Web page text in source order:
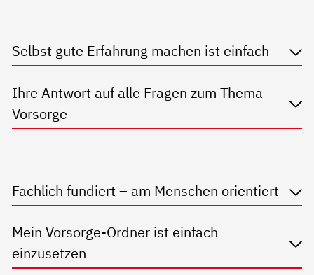
Selbst gute Erfahrung machen ist einfach
Ihre Antwort auf alle Fragen zum Thema
Vorsorge
Fachlich fundiert – am Menschen orientiert
Mein Vorsorge-Ordner ist einfach
einzusetzen